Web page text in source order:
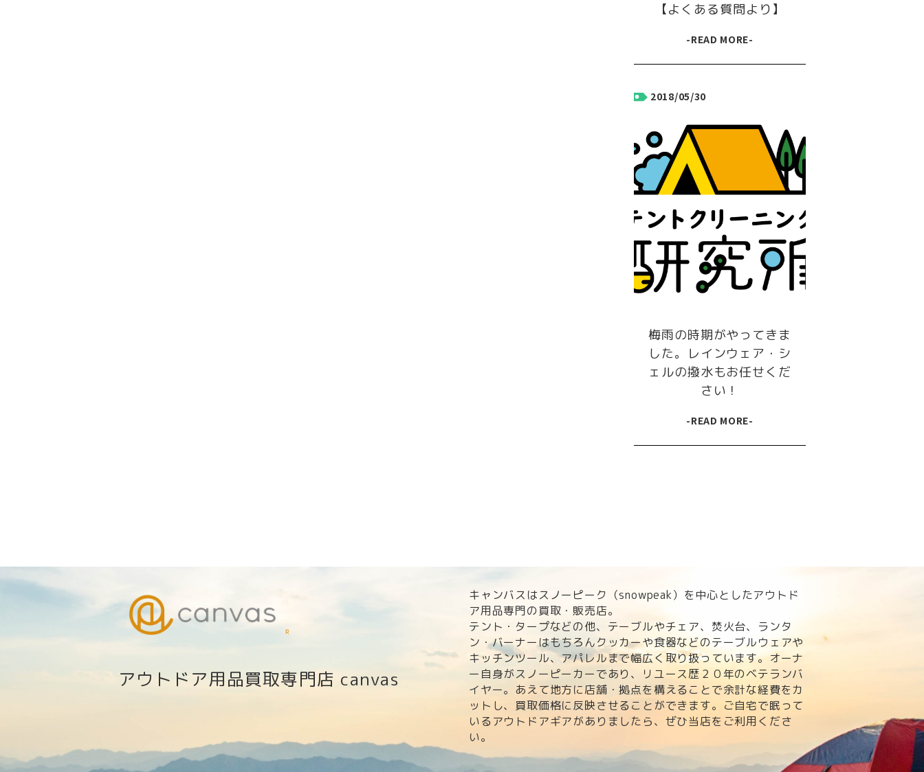
【よくある質問より】
-READ MORE-
2018/05/30
梅雨の時期がやってきま
した。レインウェア・シ
ェルの撥水もお任せくだ
さい！
-READ MORE-
アウトドア用品買取専門店 canvas
キャンバスはスノーピーク（snowpeak）を中心としたアウトド
ア用品専門の買取・販売店。
テント・タープなどの他、テーブルやチェア、焚火台、ランタ
ン・バーナーはもちろんクッカーや食器などのテーブルウェアや
キッチンツール、アパレルまで幅広く取り扱っています。オーナ
ー自身がスノーピーカーであり、リユース歴２０年のベテランバ
イヤー。あえて地方に店舗・拠点を構えることで余計な経費をカ
ットし、買取価格に反映させることができます。ご自宅で眠って
いるアウトドアギアがありましたら、ぜひ当店をご利用くださ
い。